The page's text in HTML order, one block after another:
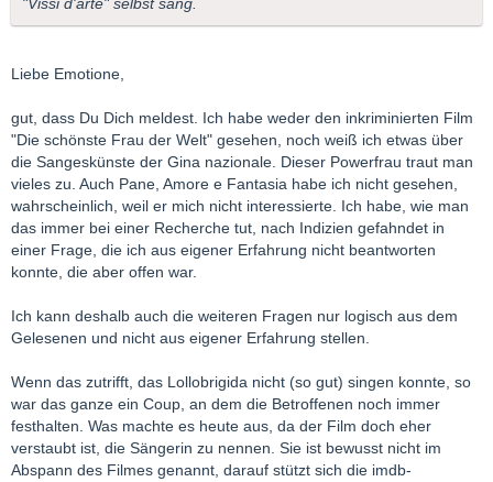
"Vissi d'arte" selbst sang.
Liebe Emotione,
gut, dass Du Dich meldest. Ich habe weder den inkriminierten Film
"Die schönste Frau der Welt" gesehen, noch weiß ich etwas über
die Sangeskünste der Gina nazionale. Dieser Powerfrau traut man
vieles zu. Auch Pane, Amore e Fantasia habe ich nicht gesehen,
wahrscheinlich, weil er mich nicht interessierte. Ich habe, wie man
das immer bei einer Recherche tut, nach Indizien gefahndet in
einer Frage, die ich aus eigener Erfahrung nicht beantworten
konnte, die aber offen war.
Ich kann deshalb auch die weiteren Fragen nur logisch aus dem
Gelesenen und nicht aus eigener Erfahrung stellen.
Wenn das zutrifft, das Lollobrigida nicht (so gut) singen konnte, so
war das ganze ein Coup, an dem die Betroffenen noch immer
festhalten. Was machte es heute aus, da der Film doch eher
verstaubt ist, die Sängerin zu nennen. Sie ist bewusst nicht im
Abspann des Filmes genannt, darauf stützt sich die imdb-